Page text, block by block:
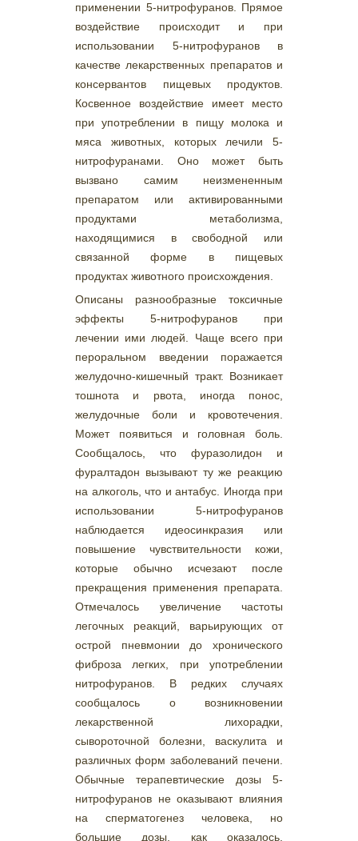
применении 5-нитрофуранов. Прямое
воздействие происходит и при
использовании 5-нитрофуранов в
качестве лекарственных препаратов и
консервантов пищевых продуктов.
Косвенное воздействие имеет место
при употреблении в пищу молока и
мяса животных, которых лечили 5-
нитрофуранами. Оно может быть
вызвано самим неизмененным
препаратом или активированными
продуктами метаболизма,
находящимися в свободной или
связанной форме в пищевых
продуктах животного происхождения.
Описаны разнообразные токсичные
эффекты 5-нитрофуранов при
лечении ими людей. Чаще всего при
пероральном введении поражается
желудочно-кишечный тракт. Возникает
тошнота и рвота, иногда понос,
желудочные боли и кровотечения.
Может появиться и головная боль.
Сообщалось, что фуразолидон и
фуралтадон вызывают ту же реакцию
на алкоголь, что и антабус. Иногда при
использовании 5-нитрофуранов
наблюдается идеосинкразия или
повышение чувствительности кожи,
которые обычно исчезают после
прекращения применения препарата.
Отмечалось увеличение частоты
легочных реакций, варьирующих от
острой пневмонии до хронического
фиброза легких, при употреблении
нитрофуранов. В редких случаях
сообщалось о возникновении
лекарственной лихорадки,
сывороточной болезни, васкулита и
различных форм заболеваний печени.
Обычные терапевтические дозы 5-
нитрофуранов не оказывают влияния
на сперматогенез человека, но
большие дозы, как оказалось,